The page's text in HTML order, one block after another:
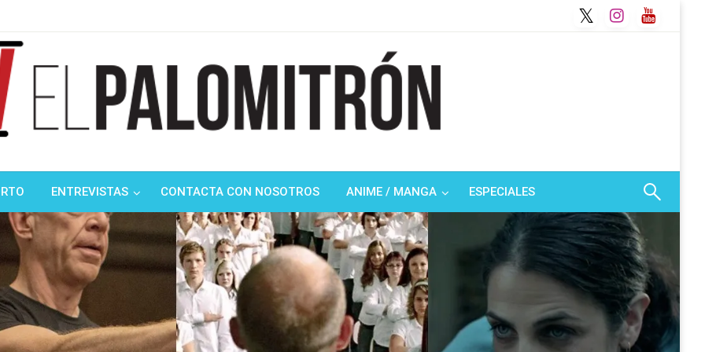
ENTREVISTAS CONTACTA CON NOSOTROS ANIME / MANGA ESPECIALES